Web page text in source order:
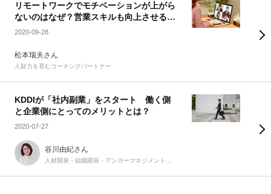
リモートワークでモチベーションが上がら
ないのはなぜ？営業スキルも向上させる雑
談の効果とは
2020-09-28
松本瑞夫さん
人財力を育むコーチングパートナー
KDDIが「社内副業」をスタート 働く側
と企業側にとってのメリットとは？
2020-07-27
谷川由紀さん
人材開発・組織開発・アンガーマネジメントのプロ